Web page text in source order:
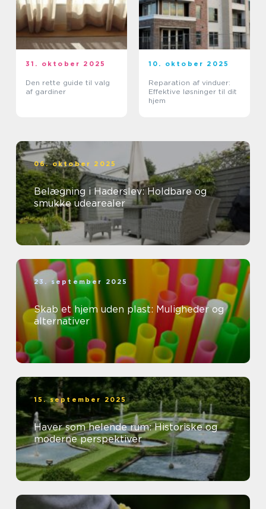
31. oktober 2025
Den rette guide til valg
af gardiner
10. oktober 2025
Reparation af vinduer:
Effektive løsninger til dit
hjem
06. oktober 2025
Belægning i Haderslev: Holdbare og
smukke udearealer
23. september 2025
Skab et hjem uden plast: Muligheder og
alternativer
15. september 2025
Haver som helende rum: Historiske og
moderne perspektiver